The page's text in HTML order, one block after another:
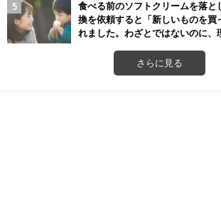
食べる前のソフトクリームを落と
換を依頼すると「新しいものを買
れました。わざとではないのに、
さらに見る